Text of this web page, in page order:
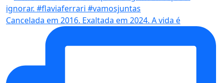
Cancelada em 2016. Exaltada em 2024. A vida é